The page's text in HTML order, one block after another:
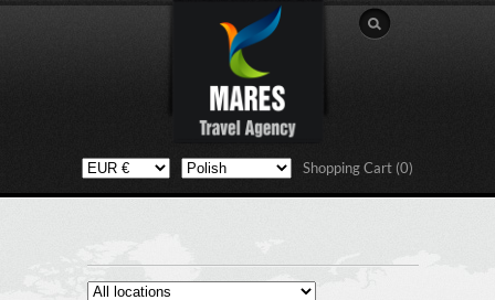
Shopping Cart (0)